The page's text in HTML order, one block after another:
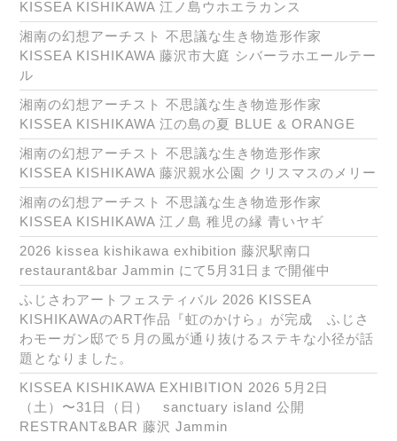
KISSEA KISHIKAWA 江ノ島ウホエラカンス
湘南の幻想アーチスト 不思議な生き物造形作家
KISSEA KISHIKAWA 藤沢市大庭 シバーラホエールテー
ル
湘南の幻想アーチスト 不思議な生き物造形作家
KISSEA KISHIKAWA 江の島の夏 BLUE & ORANGE
湘南の幻想アーチスト 不思議な生き物造形作家
KISSEA KISHIKAWA 藤沢親水公園 クリスマスのメリー
湘南の幻想アーチスト 不思議な生き物造形作家
KISSEA KISHIKAWA 江ノ島 稚児の縁 青いヤギ
2026 kissea kishikawa exhibition 藤沢駅南口
restaurant&bar Jammin にて5月31日まで開催中
ふじさわアートフェスティバル 2026 KISSEA
KISHIKAWAのART作品『虹のかけら』が完成 ふじさ
わモーガン邸で５月の風が通り抜けるステキな小径が話
題となりました。
KISSEA KISHIKAWA EXHIBITION 2026 5月2日
（土）〜31日（日） sanctuary island 公開
RESTRANT&BAR 藤沢 Jammin